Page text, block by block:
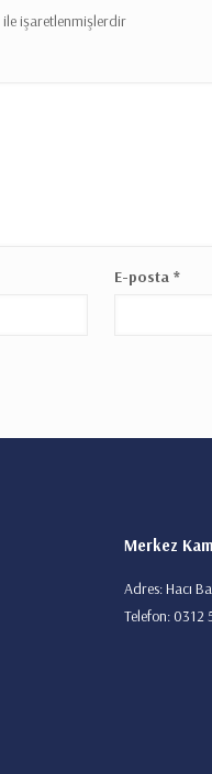
ile işaretlenmişlerdir
E-posta*
Merkez
Adres: Hacı
Telefon: 0312